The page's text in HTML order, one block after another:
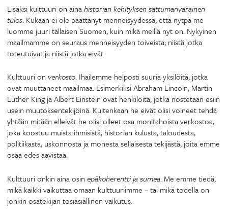
Lisäksi kulttuuri on ainahistorian kehityksen sattumanvarainen
tulos. Kukaan ei ole päättänyt menneisyydessä, että nytpä me
luomme juuri tällaisen Suomen, kuin mikä meillä nyt on. Nykyinen
maailmamme on seuraus menneisyyden toiveista; niistä jotka
toteutuivat ja niistä jotka eivät.
Kulttuuri on verkosto. Ihailemme helposti suuria yksilöitä, jotka
ovat muuttaneet maailmaa. Esimerkiksi Abraham Lincoln, Martin
Luther King ja Albert Einstein ovat henkilöitä, jotka nostetaan esiin
usein muutoksentekijöinä. Kuitenkaan he eivät olisi voineet tehdä
yhtään mitään elleivät he olisi olleet osa monitahoista verkostoa,
joka koostuu muista ihmisistä, historian kulusta, taloudesta,
politiikasta, uskonnosta ja monesta sellaisesta tekijästä, joita emme
osaa edes aavistaa.
Kulttuuri onkin aina osin epäkoherentti ja sumea. Me emme tiedä,
mikä kaikki vaikuttaa omaan kulttuuriimme – tai mikä todella on
jonkin osatekijän tosiasiallinen vaikutus.